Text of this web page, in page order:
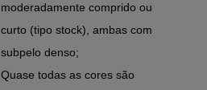
moderadamente comprido ou
curto (tipo stock), ambas com
subpelo denso;
Quase todas as cores são